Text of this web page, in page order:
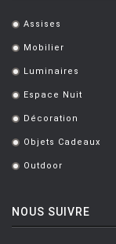
. Assises
. Mobilier
. Luminaires
. Espace Nuit
. Décoration
. Objets Cadeaux
. Outdoor
NOUS SUIVRE